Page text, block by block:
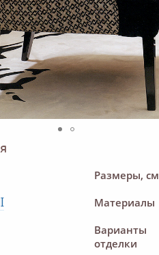
Размеры, см
Материалы
Варианты
отделки